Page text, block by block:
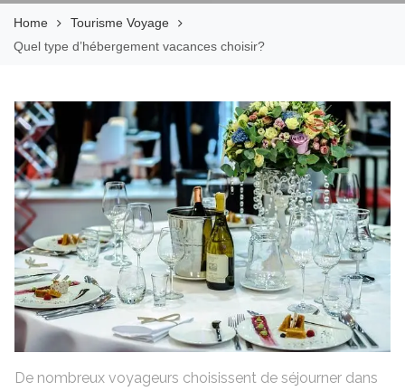
Home
Tourisme Voyage
Quel type d’hébergement vacances choisir?
De nombreux voyageurs choisissent de séjourner dans